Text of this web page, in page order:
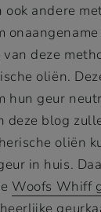
andere
deze
oliën.
hun geur
deze blog
oliën
in huis.
Woofs Whiff